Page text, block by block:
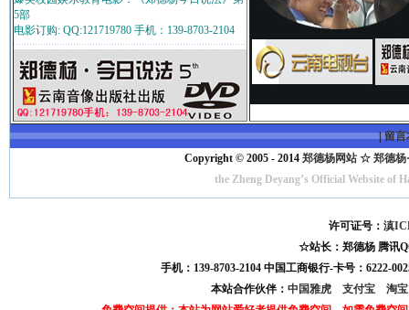
5部
电影订购: QQ:121719780 手机：139-8703-2104
|留言
Copyright © 2005 - 2014 郑德杨网站 ☆ 郑德杨
the Zheng Deyang’s Official Website
许可证号：滇
☆站长：郑德杨 腾讯
手机：139-8703-2104 中国工商银行-卡号：6222-
本站合作伙伴： 中国雅虎 支付宝
淘